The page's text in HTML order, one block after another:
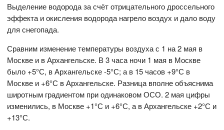
Выделение водорода за счёт отрицательного дроссельного
эффекта и окисления водорода нагрело воздух и дало воду
для снегопада.
Сравним изменение температуры воздуха с 1 на 2 мая в
Москве и в Архангельске. В 3 часа ночи 1 мая в Москве
было +5°С, в Архангельске -5°С; а в 15 часов +9°С в
Москве и +6°С в Архангельске. Разница вполне объяснима
широтным градиентом при одинаковом ОСО. 2 мая цифры
изменились, в Москве +1°С и +6°С, а в Архангельске +2°С и
+13°С.